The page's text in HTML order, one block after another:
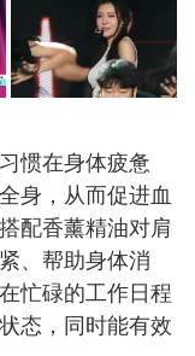
惯在身体疲惫
身，从而促进血
配香薰精油对肩
、帮助身体消
忙碌的工作日程
态，同时能有效